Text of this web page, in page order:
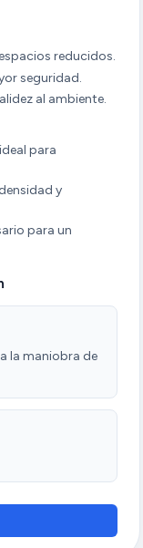
reducidos.
seguridad.
al ambiente.
para
y
para un
la maniobra de